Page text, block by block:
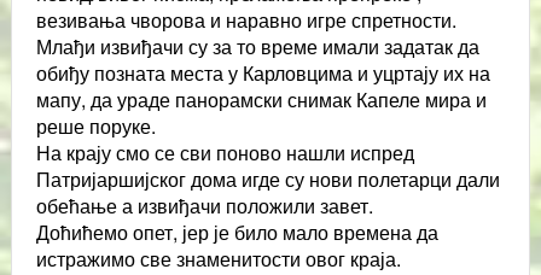
везивања чворова и наравно игре спретности.
Млађи извиђачи су за то време имали задатак да
обиђу позната места у Карловцима и уцртају их на
мапу, да ураде панорамски снимак Капеле мира и
реше поруке.
На крају смо се сви поново нашли испред
Патријаршијског дома игде су нови полетарци дали
обећање а извиђачи положили завет.
Доћићемо опет, јер је било мало времена да
истражимо све знаменитости овог краја.